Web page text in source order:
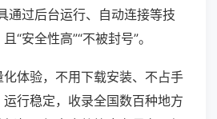
通过后台运行、自动连接等技
“安全性高”“不被封号”。
体验，不用下载安装、不占手
行稳定，收录全国数百种地方